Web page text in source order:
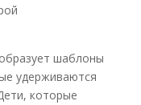
шаблоны
удерживаются
которые